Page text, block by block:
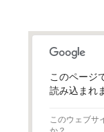
このページ
読み込まれ
このウェブサ